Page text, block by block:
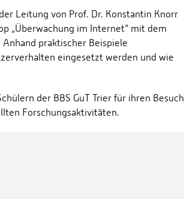
Leitung von Prof. Dr. Konstantin Knorr
„Überwachung im Internet“ mit dem
praktischer Beispiele
eingesetzt werden und wie
der BBS GuT Trier für ihren Besuch
Forschungsaktivitäten.